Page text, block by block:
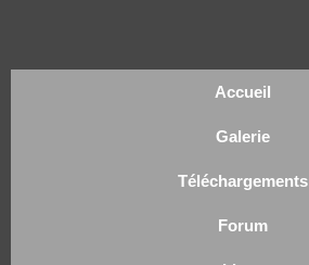
Accueil
Galerie
Téléchargements
Forum